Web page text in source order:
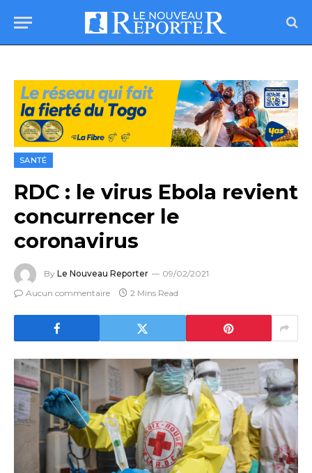
SANTÉ
RDC : le virus Ebola revient
concurrencer le
coronavirus
By Le Nouveau Reporter
09/02/2021
Aucun commentaire
2 Mins Read